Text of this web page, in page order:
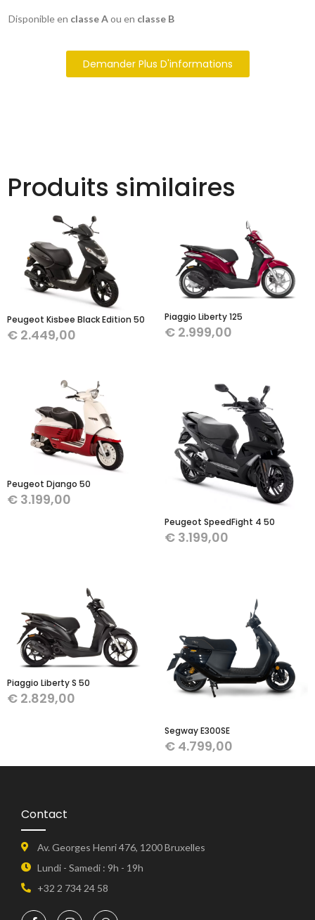
Disponible en classe Aou en classe B
Demander Plus D'informations
Produits similaires
Peugeot Kisbee Black Edition 50
€ 2.449,00
Piaggio Liberty 125
€ 2.999,00
Peugeot Django 50
€ 3.199,00
Peugeot SpeedFight 4 50
€ 3.199,00
Piaggio Liberty S 50
€ 2.829,00
Segway E300SE
€ 4.799,00
Contact
Av. Georges Henri 476, 1200 Bruxelles
Lundi - Samedi : 9h - 19h
+32 2 734 24 58